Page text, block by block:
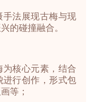
法展现古梅与现
的碰撞融合。
核心元素，结合
进行创作，形式包
等；